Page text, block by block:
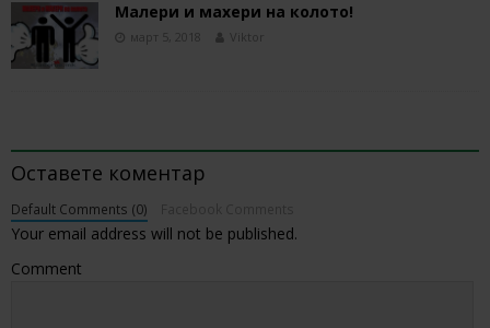
Малери и махери на колото!
март 5, 2018 Viktor
Оставете коментар
Default Comments (0)
Your email address will not be published.
Comment